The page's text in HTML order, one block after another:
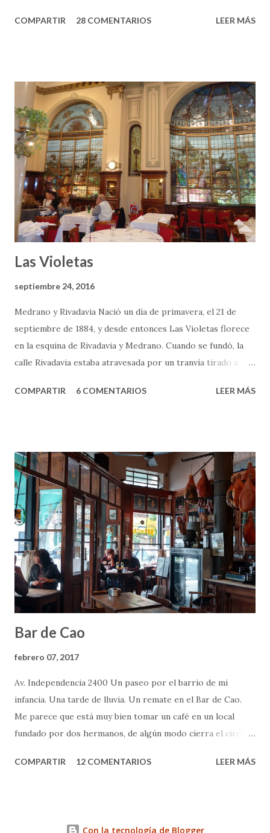
Tortoni, para mí, es fundamentalmente el lugar en donde mi
"me da leche merengada/ ay que vaca más salada". Pasaron
varios años hasta que mi papá me llevó con él a probar la
famosa leche. Y muchos años más para que yo, ya adulta,
descubriese el placer de sentarme en la mesa de un bar a
tomar un café. Esta vez vuelvo al gran Tortoni para
escribir la crónica. Y lo hago una tarde en la que
curiosamente no hay fila de turistas agolpados a sus
puertas. Así que tengo todo el espacio y todo el tiempo
para recorrerlo....
COMPARTIR 28 COMENTARIOS LEER MÁS
Las Violetas
septiembre 24, 2016
Medrano y Rivadavia Nació un día de primavera, el 21 de
septiembre de 1884, y desde entonces Las Violetas florece
en la esquina de Rivadavia y Medrano. Cuando se fundó, la
calle Rivadavia estaba atravesada por un tranvía tirado a
paradas del tranvía, contrastando con la pulpería que se
fisonomía y sus tesoros arquitectónicos. Entrar allí es
perderse en un mundo coqueto y mágico. Es abrir una caja
de bombones. Es habitar una caja de música. Hay que estar
muy despierto, para no perderse detalle. Primero el
pequeño mundo de tu mesa: la silla de tapizado bordó, la
tapa de mármol de carrara, la masita de crema que
acompaña el café, o la bandeja exquisita del Té María Cala,
las servilletitas con el logo violeta, los sobres de azúcar
que rep...
COMPARTIR 6 COMENTARIOS LEER MÁS
Bar de Cao
febrero 07, 2017
Av. Independencia 2400 Un paseo por el barrio de mi
infancia. Una tarde de lluvia. Un remate en el Bar de Cao.
Me parece que está muy bien tomar un café en un local
fundado por dos hermanos, de algún modo cierra el círculo
señores. Hay otra fuerza que arrastra a este bar. Y son sus
COMPARTIR 12 COMENTARIOS LEER MÁS
Con la tecnología de Blogger